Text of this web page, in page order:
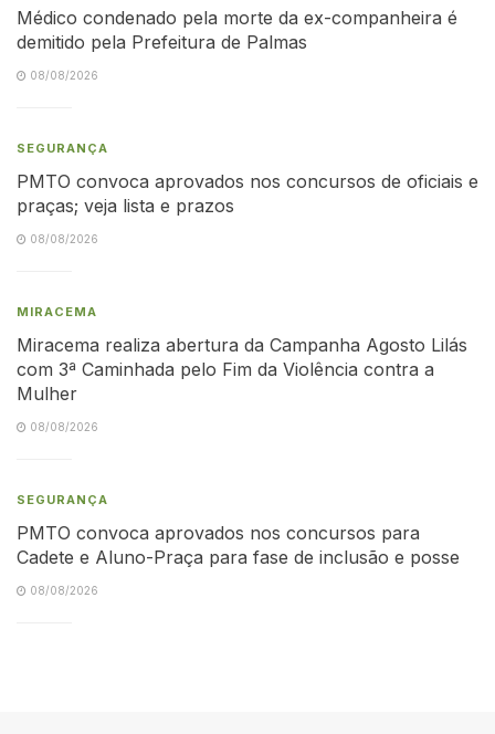
Médico condenado pela morte da ex-companheira é
demitido pela Prefeitura de Palmas
08/08/2026
SEGURANÇA
PMTO convoca aprovados nos concursos de oficiais e
praças; veja lista e prazos
08/08/2026
MIRACEMA
Miracema realiza abertura da Campanha Agosto Lilás
com 3ª Caminhada pelo Fim da Violência contra a
Mulher
08/08/2026
SEGURANÇA
PMTO convoca aprovados nos concursos para
Cadete e Aluno-Praça para fase de inclusão e posse
08/08/2026